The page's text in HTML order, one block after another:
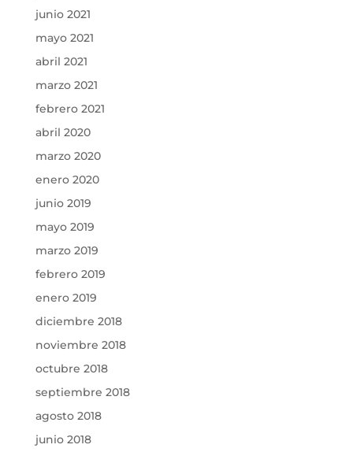
junio 2021
mayo 2021
abril 2021
marzo 2021
febrero 2021
abril 2020
marzo 2020
enero 2020
junio 2019
mayo 2019
marzo 2019
febrero 2019
enero 2019
diciembre 2018
noviembre 2018
octubre 2018
septiembre 2018
agosto 2018
junio 2018